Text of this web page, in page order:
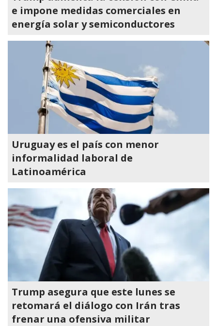
e impone medidas comerciales en
energía solar y semiconductores
Uruguay es el país con menor
informalidad laboral de
Latinoamérica
Trump asegura que este lunes se
retomará el diálogo con Irán tras
frenar una ofensiva militar